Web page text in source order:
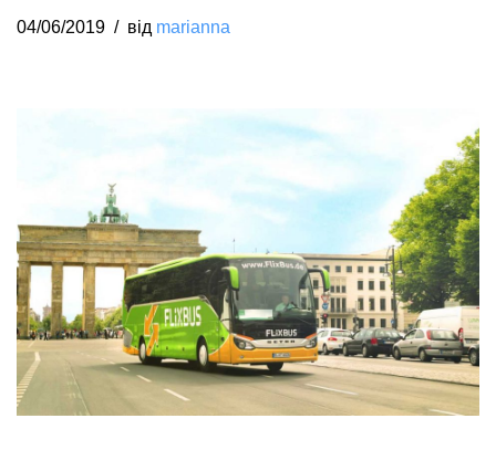
04/06/2019 від marianna